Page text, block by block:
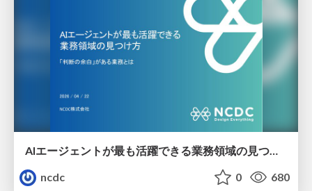
AIエージェントが最も活躍できる業務領域の見つけ方：「判断の余白」がある業務とは
ncdc
0 680